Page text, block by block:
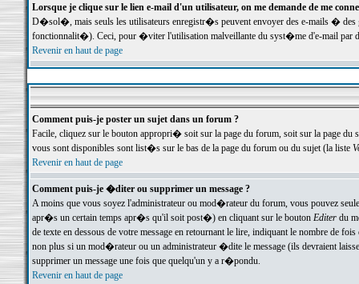
Lorsque je clique sur le lien e-mail d'un utilisateur, on me demande de me
D�sol�, mais seuls les utilisateurs enregistr�s peuvent envoyer des e-mails �
fonctionnalit�). Ceci, pour �viter l'utilisation malveillante du syst�me d'e-mail par
Revenir en haut de page
Comment puis-je poster un sujet dans un forum ?
Facile, cliquez sur le bouton appropri� soit sur la page du forum, soit sur la page du
vous sont disponibles sont list�s sur le bas de la page du forum ou du sujet (la liste
Revenir en haut de page
Comment puis-je �diter ou supprimer un message ?
A moins que vous soyez l'administrateur ou mod�rateur du forum, vous pouvez
apr�s un certain temps apr�s qu'il soit post�) en cliquant sur le bouton Editerdu
de texte en dessous de votre message en retournant le lire, indiquant le nombre
non plus si un mod�rateur ou un administrateur �dite le message (ils devraient
supprimer un message une fois que quelqu'un y a r�pondu.
Revenir en haut de page